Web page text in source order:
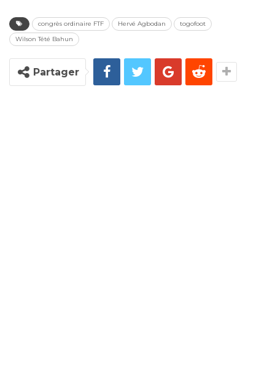
congrès ordinaire FTF Hervé Agbodan
togofoot
Wilson Tété Bahun
Partager